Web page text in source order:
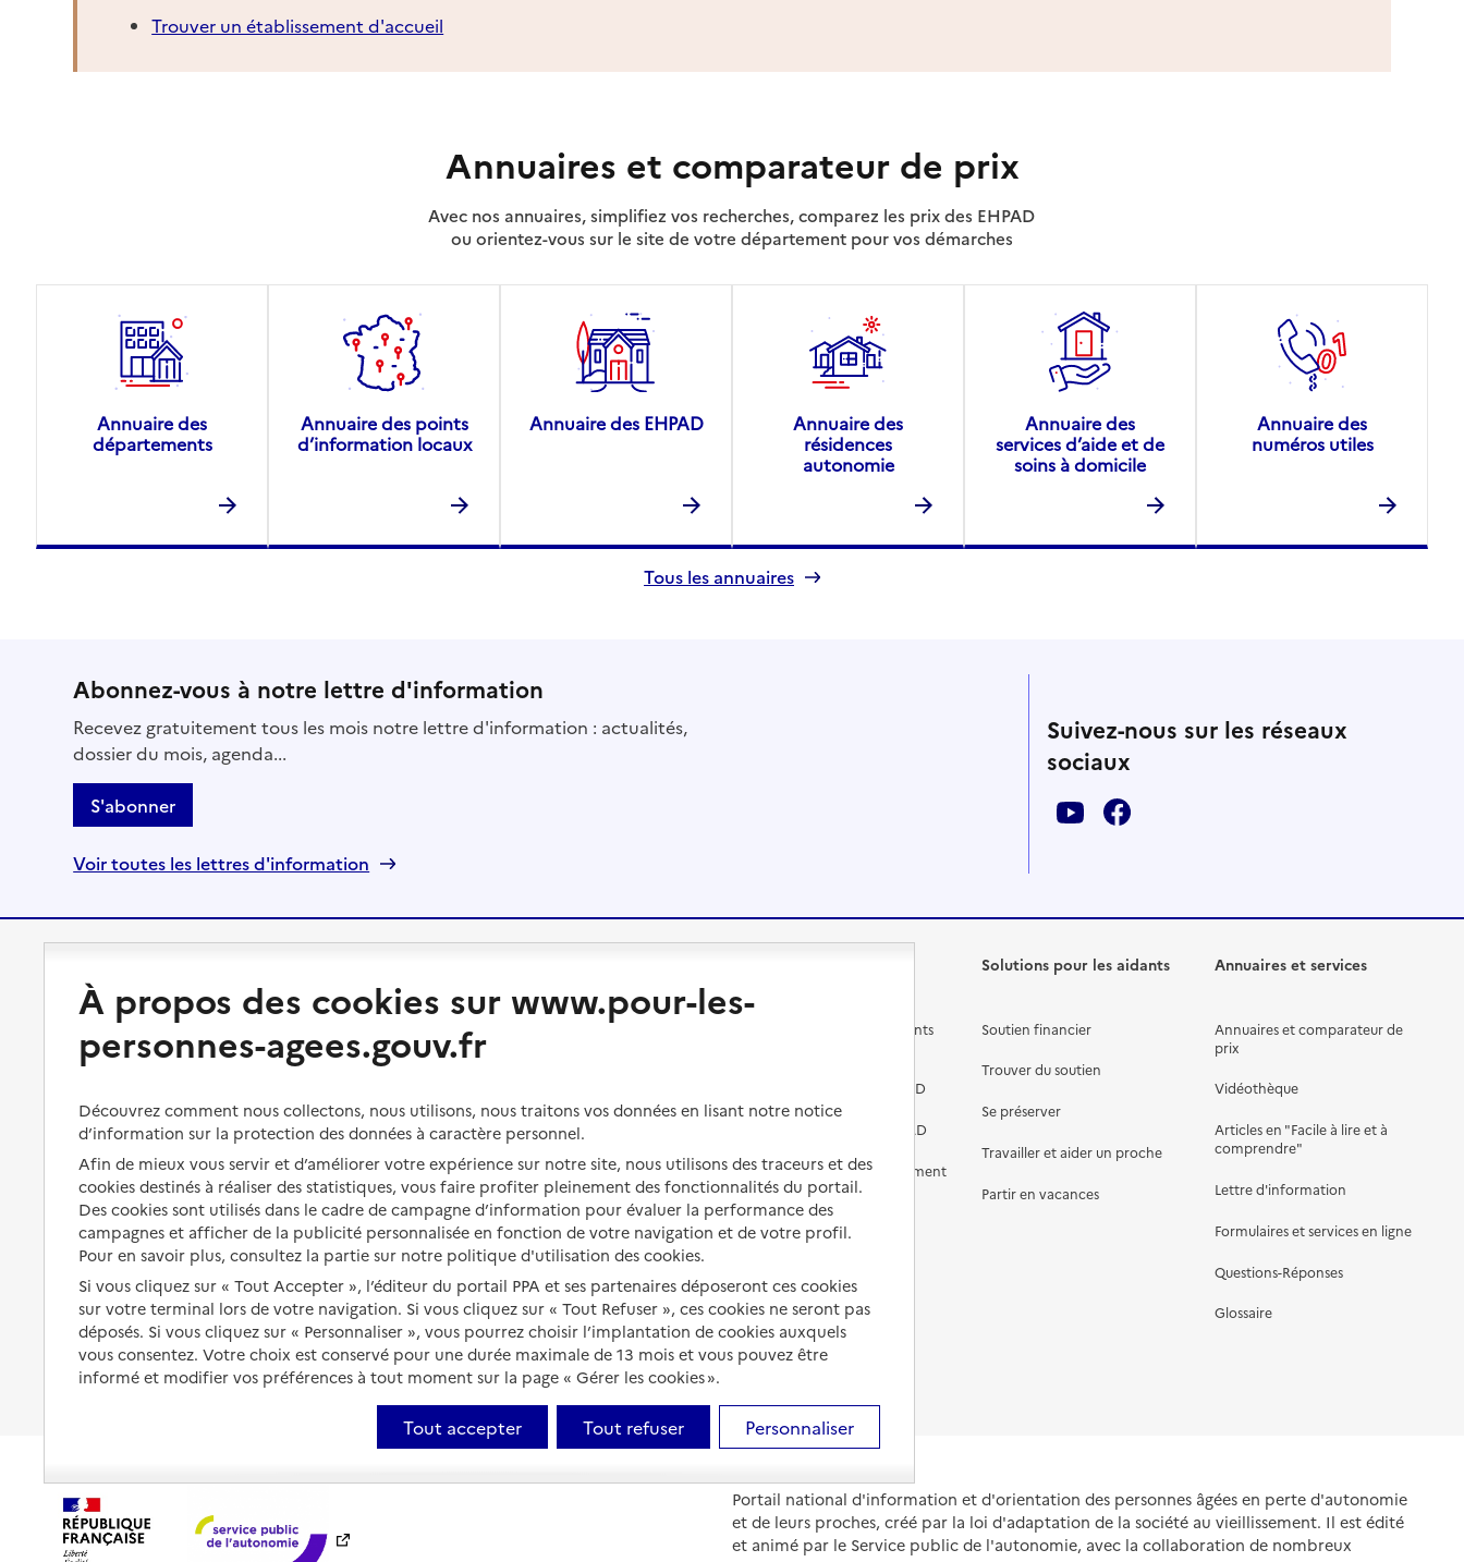
Trouver un établissement d'accueil
Annuaires et comparateur de prix
Avec nos annuaires, simplifiez vos recherches, comparez les prix des EHPAD
ou orientez-vous sur le site de votre département pour vos démarches
Annuaire des
départements
Annuaire des points
d’information locaux
Annuaire des EHPAD
Annuaire des
résidences
autonomie
Annuaire des
services d’aide et de
soins à domicile
Annuaire des
numéros utiles
Tous les annuaires
Abonnez-vous à notre lettre d'information
Recevez gratuitement tous les mois notre lettre d'information : actualités,
dossier du mois, agenda...
S'abonner
Voir toutes les lettres d'information
Suivez-nous sur les réseaux
sociaux
Perte d'autonomie : évaluation
et droits
s'équiper
Préserver son autonomie et sa
santé
Organiser à l'avance sa propre
protection
Les mesures de protection
Les obligations de la famille
À qui s’adresser ?
Bénéficier de soins à domicile
Aides financières
Partager son logement
Vivre à domicile avec une
maladie ou un handicap
Être hospitalisé
Fin de vie à domicile
Les questions à se poser
Vivre chez un proche
Vivre en accueil familial
Autres solutions de logement
Les différents établissements
Préparer l'entrée en EHPAD
Aides financières en EHPAD
Prévention, accompagnement
et soins
Comprendre les prix en
Droits en EHPAD
Fin de vie en EHPAD
Solutions pour les aidants
Soutien financier
Trouver du soutien
Se préserver
Travailler et aider un proche
Partir en vacances
Annuaires et services
Annuaires et comparateur de
prix
Vidéothèque
Articles en "Facile à lire et à
comprendre"
Lettre d'information
Formulaires et services en ligne
Questions-Réponses
Glossaire
Portail national d'information et d'orientation des personnes âgées en perte d'autonomie
et de leurs proches, créé par la loi d'adaptation de la société au vieillissement. Il est édité
et animé par le Service public de l'autonomie, avec la collaboration de nombreux
À propos des cookies sur www.pour-les-
personnes-agees.gouv.fr
Découvrez comment nous collectons, nous utilisons, nous traitons vos données en lisant notre notice
d’information sur la protection des données à caractère personnel.
Afin de mieux vous servir et d’améliorer votre expérience sur notre site, nous utilisons des traceurs et des
cookies destinés à réaliser des statistiques, vous faire profiter pleinement des fonctionnalités du portail.
Des cookies sont utilisés dans le cadre de campagne d’information pour évaluer la performance des
campagnes et afficher de la publicité personnalisée en fonction de votre navigation et de votre profil.
Pour en savoir plus, consultez la partie sur notre politique d'utilisation des cookies.
Si vous cliquez sur « Tout Accepter », l’éditeur du portail PPA et ses partenaires déposeront ces cookies
sur votre terminal lors de votre navigation. Si vous cliquez sur « Tout Refuser », ces cookies ne seront pas
déposés. Si vous cliquez sur « Personnaliser », vous pourrez choisir l’implantation de cookies auxquels
vous consentez. Votre choix est conservé pour une durée maximale de 13 mois et vous pouvez être
informé et modifier vos préférences à tout moment sur la page « Gérer les cookies ».
Tout accepter Tout refuser Personnaliser